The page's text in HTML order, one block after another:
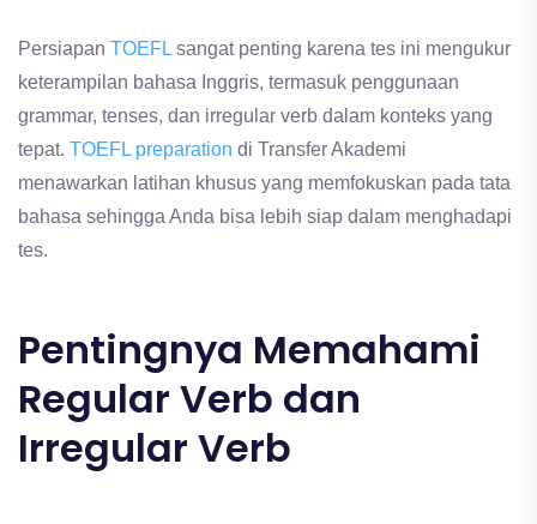
Persiapan TOEFL sangat penting karena tes ini mengukur
keterampilan bahasa Inggris, termasuk penggunaan
grammar, tenses, dan irregular verb dalam konteks yang
tepat. TOEFL preparation di Transfer Akademi
menawarkan latihan khusus yang memfokuskan pada tata
bahasa sehingga Anda bisa lebih siap dalam menghadapi
tes.
Pentingnya Memahami
Regular Verb dan
Irregular Verb